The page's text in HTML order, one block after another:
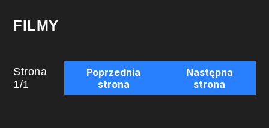
FILMY
Strona
1/1
Poprzednia
strona
Następna
strona